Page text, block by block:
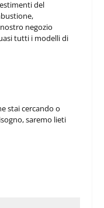
del
negozio
tutti i modelli di
stai cercando o
saremo lieti